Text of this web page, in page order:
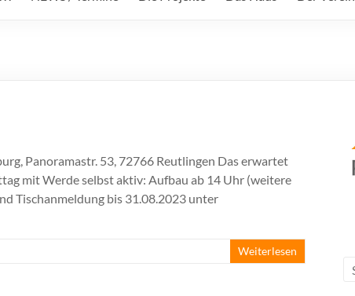
Panoramastr. 53, 72766 Reutlingen Das erwartet
mit Werde selbst aktiv: Aufbau ab 14 Uhr (weitere
Tischanmeldung bis 31.08.2023 unter
Weiterlesen